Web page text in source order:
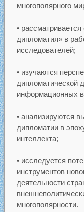
многополярного
•
дипломатия» в
исследователей;
• изучаются
дипломатической
информационных
• анализируются
дипломатии в
интеллекта;
• исследуется
инструментов
деятельности
многополярности.